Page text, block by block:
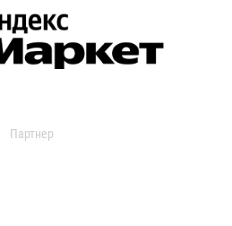
Партнер